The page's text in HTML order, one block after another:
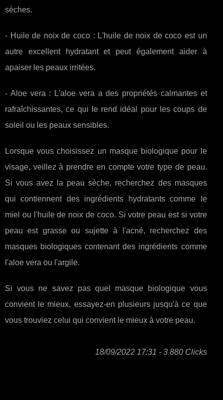
sèches.
- Huile de noix de coco : L'huile de noix de coco est un
autre excellent hydratant et peut également aider à
apaiser les peaux irritées.
- Aloe vera : L'aloe vera a des propriétés calmantes et
rafraîchissantes, ce qui le rend idéal pour les coups de
soleil ou les peaux sensibles.
Lorsque vous choisissez un masque biologique pour le
visage, veillez à prendre en compte votre type de peau.
Si vous avez la peau sèche, recherchez des masques
qui contiennent des ingrédients hydratants comme le
miel ou l'huile de noix de coco. Si votre peau est si votre
peau est grasse ou sujette à l'acné, recherchez des
masques biologiques contenant des ingrédients comme
l'aloe vera ou l'argile.
Si vous ne savez pas quel masque biologique vous
convient le mieux, essayez-en plusieurs jusqu'à ce que
vous trouviez celui qui convient le mieux à votre peau.
18/09/2022 17:31 - 3 880 Clicks